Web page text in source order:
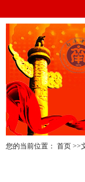
您的当前位置： 首页 >>